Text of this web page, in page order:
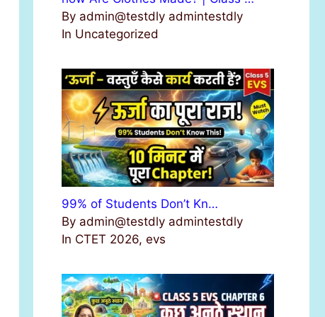
By admin@testdly admintestdly
In Uncategorized
99% of Students Don’t Kn…
By admin@testdly admintestdly
In CTET 2026, evs